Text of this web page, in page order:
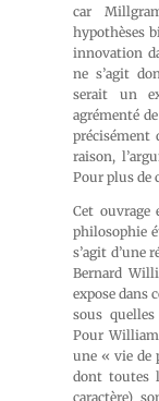
car
hypothèses
innovation
ne s’agit
serait un
agrémenté
précisément
raison,
Pour plus de
Cet
philosophie
s’agit d’une
Bernard
expose dans
sous
Pour
une « vie de
dont toutes
caractère)